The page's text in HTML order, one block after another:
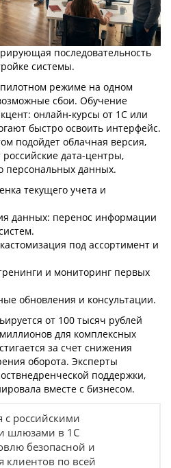
последовательность
системы.
режиме на одном
сбои. Обучение
онлайн-курсы от 1С или
быстро освоить интерфейс.
подойдет облачная версия,
российские дата-центры,
персональных данных.
текущего учета и
данных: перенос информации
под ассортимент и
и мониторинг первых
обновления и консультации.
от 100 тысяч рублей
для комплексных
за счет снижения
оборота. Эксперты
поддержки,
вместе с бизнесом.
с российскими
шлюзами в 1С
безопасной и
клиентов по всей